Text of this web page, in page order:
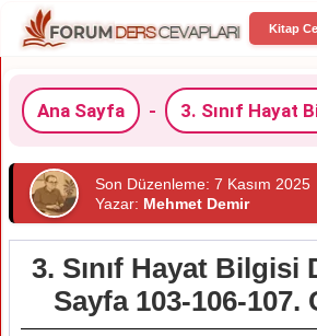
Kitap
Ana Sayfa - 3. Sınıf Hayat
Son Düzenleme: 7 Kasım 2025
Yazar: Mehmet Demir
3. Sınıf Hayat Bilgisi
Sayfa 103-106-107.